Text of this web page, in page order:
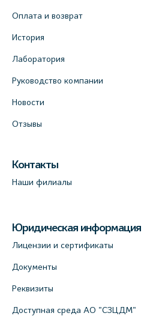
Оплата и возврат
История
Лаборатория
Руководство компании
Новости
Отзывы
Контакты
Наши филиалы
Юридическая информация
Лицензии и сертификаты
Документы
Реквизиты
Доступная среда АО "СЗЦДМ"